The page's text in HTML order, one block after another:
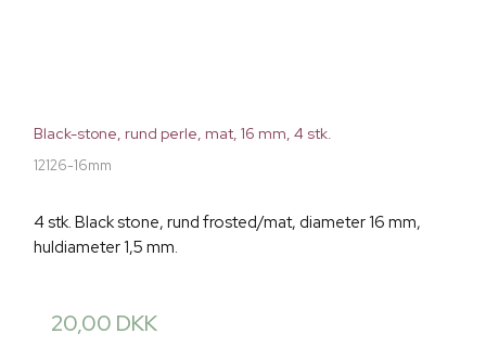
Black-stone, rund perle, mat, 16 mm, 4 stk.
12126-16mm
4 stk. Black stone, rund frosted/mat, diameter 16 mm,
huldiameter 1,5 mm.
20,00 DKK